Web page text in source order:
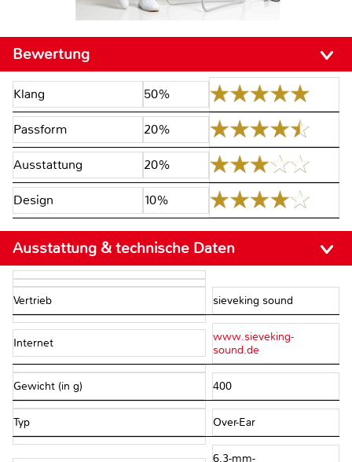
Bewertung
Klang 50%
Passform 20%
Ausstattung 20%
Design 10%
Ausstattung & technische Daten
Vertrieb sieveking sound
Internet
www.sieveking-
sound.de
Gewicht (in g) 400
Typ Over-Ear
6,3-mm-